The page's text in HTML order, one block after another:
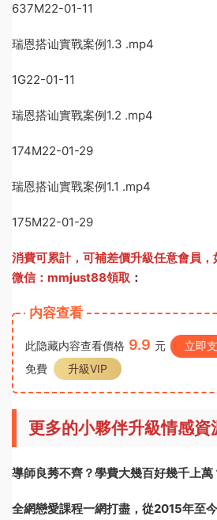
637M22-01-11
瑞恩搭讪實戰案例1.3 .mp4
1G22-01-11
瑞恩搭讪實戰案例1.2 .mp4
174M22-01-29
瑞恩搭讪實戰案例1.1 .mp4
175M22-01-29
消費可累計，可補差價升級任意會員，
微信：mmjust88領取 ：
内容查看
此隐藏内容查看價格 9.9 元 立即
免費
升級VIP
更多的小夥伴升級情感資
導師良莠不齊？學費大幾百好幾千上萬
全網戀愛課程一網打盡，從2015年至